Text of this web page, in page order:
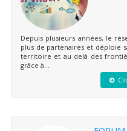
Depuis plusieurs années, le
plus de partenaires et déploie
territoire et au delà des
grâce à...